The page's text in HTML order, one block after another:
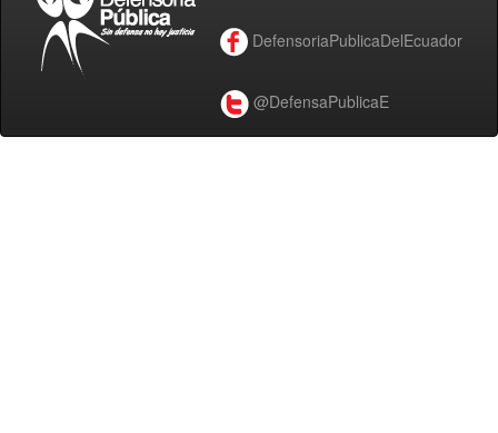
DefensoriaPublicaDelEcuador
@DefensaPublicaE